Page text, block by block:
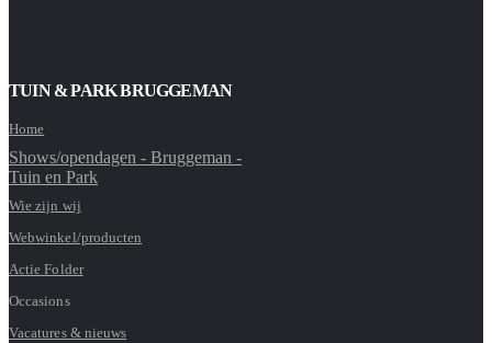
TUIN & PARK BRUGGEMAN
Home
Shows/opendagen - Bruggeman -
Tuin en Park
Wie zijn wij
Webwinkel/producten
Actie Folder
Occasions
Vacatures & nieuws